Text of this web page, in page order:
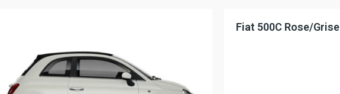
Fiat 500C Rose/Grise